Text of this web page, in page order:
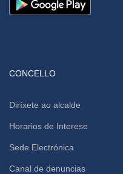
CONCELLO
Diríxete ao alcalde
Horarios de Interese
Sede Electrónica
Canal de denuncias